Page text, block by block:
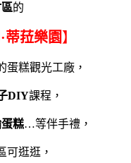
的
蒂菈樂園 】
蛋糕觀光工廠，
DIY課程，
糕…等伴手禮，
可逛逛，